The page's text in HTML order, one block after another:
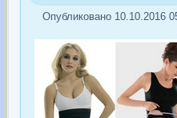
Опубликовано 10.10.2016